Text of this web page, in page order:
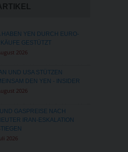
HABEN YEN DURCH EURO-
GESTÜTZT
2026
UND USA STÜTZEN
DEN YEN - INSIDER
2026
GASPREISE NACH
IRAN-ESKALATION
2026